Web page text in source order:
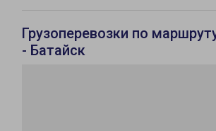
Грузоперевозки по
- Батайск